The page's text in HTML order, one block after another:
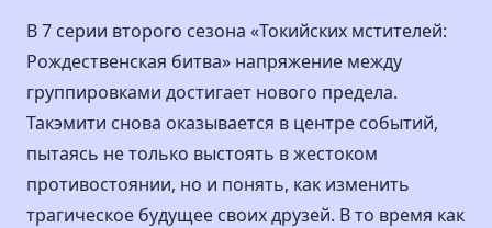
В 7 серии второго сезона «Токийских мстителей:
Рождественская битва» напряжение между
группировками достигает нового предела.
Такэмити снова оказывается в центре событий,
пытаясь не только выстоять в жестоком
противостоянии, но и понять, как изменить
трагическое будущее своих друзей. В то время как